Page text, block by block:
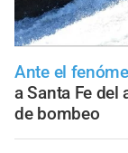
Ante el
a Santa Fe
de bombeo